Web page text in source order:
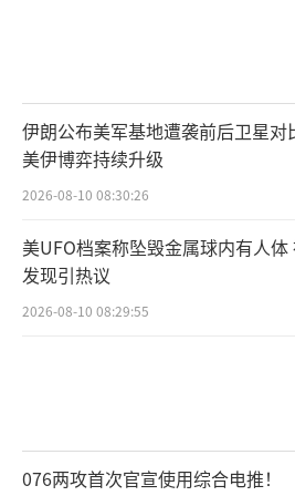
伊朗公布美军基地遭袭前后卫星对
美伊博弈持续升级
2026-08-10 08:30:26
美UFO档案称坠毁金属球内有人体
发现引热议
2026-08-10 08:29:55
076两攻首次官宣使用综合电推！